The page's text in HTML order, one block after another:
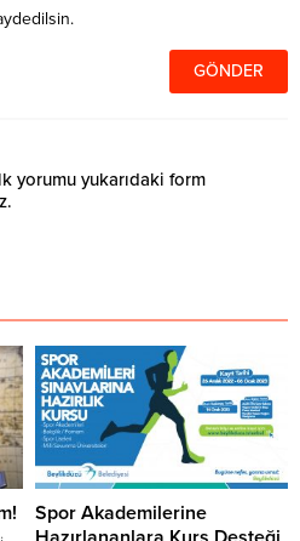
yorumu yukarıdaki form
Spor Akademilerine